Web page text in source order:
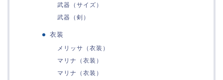
武器（サイズ）
武器（剣）
衣装
メリッサ（衣装）
マリナ（衣装）
マリナ（衣装）